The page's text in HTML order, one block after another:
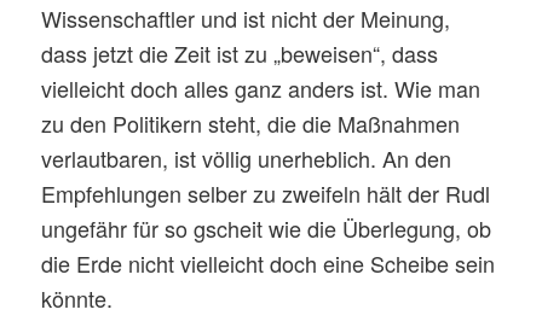
Wissenschaftler und ist nicht der Meinung,
dass jetzt die Zeit ist zu „beweisen“, dass
vielleicht doch alles ganz anders ist. Wie man
zu den Politikern steht, die die Maßnahmen
verlautbaren, ist völlig unerheblich. An den
Empfehlungen selber zu zweifeln hält der Rudl
ungefähr für so gscheit wie die Überlegung, ob
die Erde nicht vielleicht doch eine Scheibe sein
könnte.